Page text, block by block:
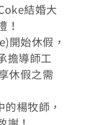
結婚大
！
開始休假，
擔導師工
休假之需
楊牧師，